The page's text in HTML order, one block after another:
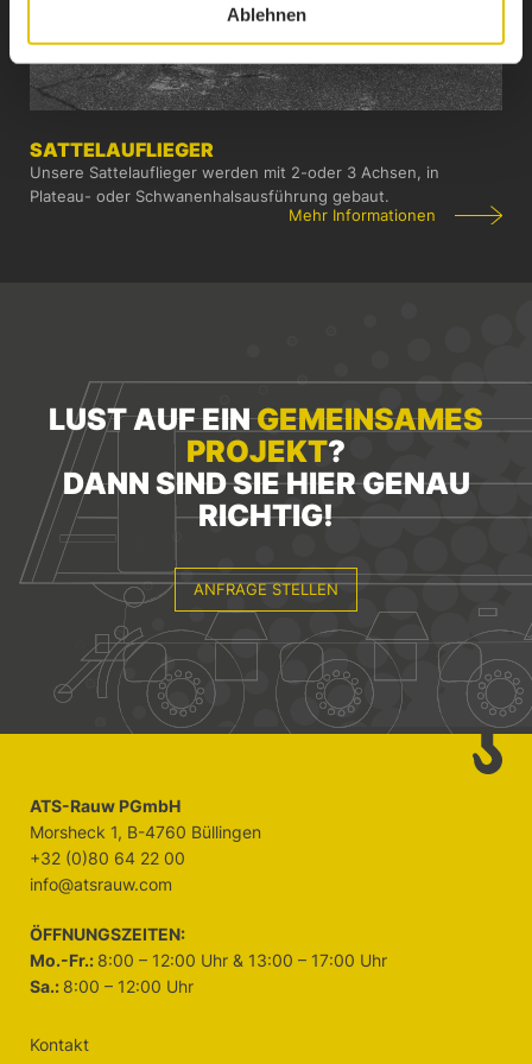
Ablehnen
SATTEL­AUFLIEGER
Unsere Sattelauflieger werden mit 2-oder 3 Achsen, in
Plateau- oder Schwanenhalsausführung gebaut.
Mehr Informationen
LUST AUF EINGEMEINSAMES
PROJEKT?
DANN SIND SIE HIER GENAU
RICHTIG!
ANFRAGE STELLEN
ATS-Rauw PGmbH
Morsheck 1, B-4760 Büllingen
+32 (0)80 64 22 00
info@atsrauw.com
ÖFFNUNGSZEITEN:
Mo.-Fr.: 8:00 – 12:00 Uhr & 13:00 – 17:00 Uhr
Sa.: 8:00 – 12:00 Uhr
Kontakt